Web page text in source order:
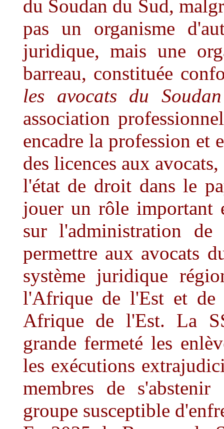
du Soudan du Sud,
pas un organisme
juridique, mais une
barreau, constituée
les avocats du
association
encadre la profession et
des licences aux
l'état de droit dans le
jouer un rôle important
sur l'administration
permettre aux avocats
système juridique
l'Afrique de l'Est et de
Afrique de l'Est. La
grande fermeté les
les exécutions
membres de
groupe susceptible